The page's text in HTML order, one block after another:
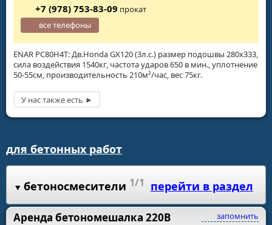
ENAR PC80H4T: Дв.Honda GX120 (3л.с.) размер подошвы 280х333,
сила воздействия 1540кг, частота ударов 650 в мин., уплотнение
50-55см, производительность 210м²/час, вес 75кг.
+7 (978) 753-83-09 прокат
все телефоны
для бетонных работ
бетоносмесители 1/1 перейти в раздел
запомнить
Аренда бетономешалка 220В